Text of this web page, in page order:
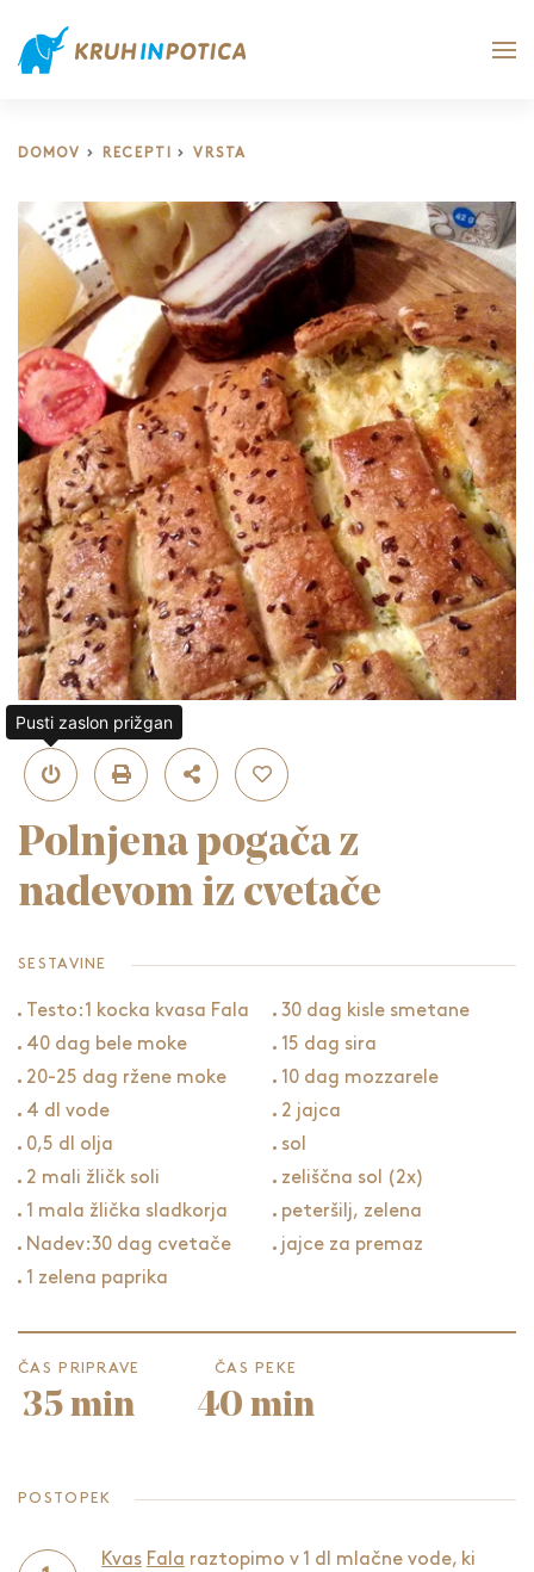
DOMOV RECEPTI VRSTA
Polnjena pogača z
nadevom iz cvetače
SESTAVINE
Testo:1 kocka kvasa Fala
40 dag bele moke
20-25 dag ržene moke
4 dl vode
0,5 dl olja
2 mali žličk soli
1 mala žlička sladkorja
Nadev:30 dag cvetače
1 zelena paprika
30 dag kisle smetane
15 dag sira
10 dag mozzarele
2 jajca
sol
zeliščna sol (2x)
peteršilj, zelena
jajce za premaz
ČAS PRIPRAVE
35 min
ČAS PEKE
40 min
POSTOPEK
Kvas Fala raztopimo v 1 dl mlačne vode, ki
Pusti zaslon prižgan